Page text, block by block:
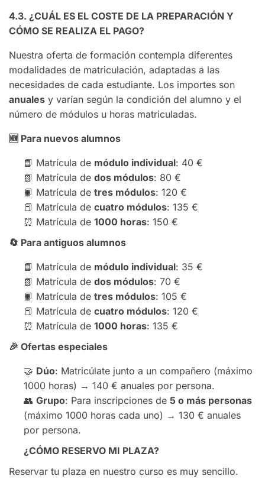
4.3. ¿CUÁL ES EL COSTE DE LA PREPARACIÓN Y
CÓMO SE REALIZA EL PAGO?
Nuestra oferta de formación contempla diferentes
modalidades de matriculación, adaptadas a las
necesidades de cada estudiante. Los importes son
anuales y varían según la condición del alumno y el
número de módulos u horas matriculadas.
🆕 Para nuevos alumnos
📘 Matrícula de módulo individual: 40 €
📗 Matrícula de dos módulos: 80 €
📙 Matrícula de tres módulos: 120 €
📕 Matrícula de cuatro módulos: 135 €
⏰ Matrícula de 1000 horas: 150 €
🔄 Para antiguos alumnos
📘 Matrícula de módulo individual: 35 €
📗 Matrícula de dos módulos: 70 €
📙 Matrícula de tres módulos: 105 €
📕 Matrícula de cuatro módulos: 120 €
⏰ Matrícula de 1000 horas: 135 €
🎉 Ofertas especiales
🤝 Dúo: Matricúlate junto a un compañero (máximo
1000 horas) → 140 € anuales por persona.
👥 Grupo: Para inscripciones de 5 o más personas
(máximo 1000 horas cada uno) → 130 € anuales
por persona.
¿CÓMO RESERVO MI PLAZA?
Reservar tu plaza en nuestro curso es muy sencillo.